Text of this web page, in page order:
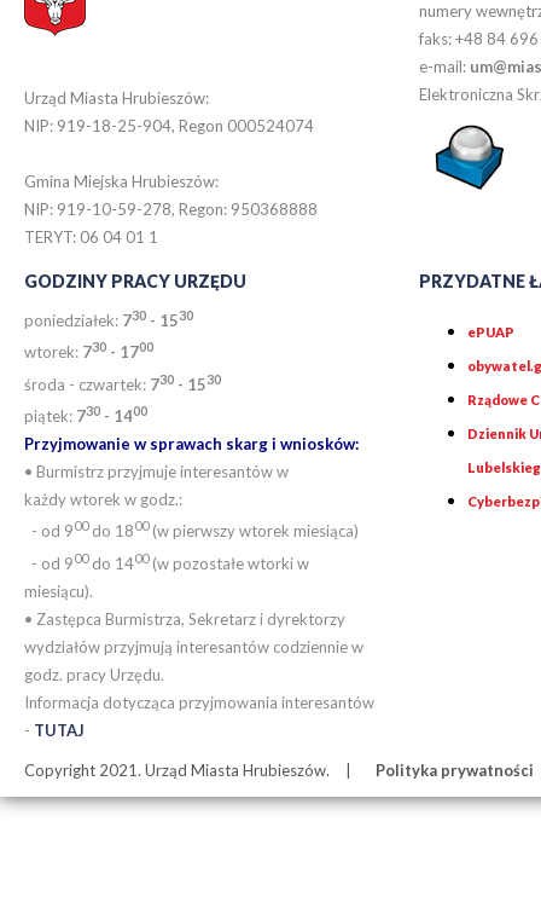
Urząd Miasta Hrubieszów:
NIP: 919-18-25-904, Regon 000524074
Gmina Miejska Hrubieszów:
NIP: 919-10-59-278, Regon: 950368888
TERYT: 06 04 01 1
numery
faks: +48 84
e-mail:
Elektroniczna
GODZINY PRACY URZĘDU
poniedziałek: 730 - 1530
wtorek: 730 - 1700
środa - czwartek: 730 - 1530
piątek: 730 - 1400
Przyjmowanie w sprawach skarg i wniosków:
• Burmistrz przyjmuje interesantów w
każdy wtorek w godz.:
- od 900do 1800(w pierwszy wtorek miesiąca)
- od 900do 1400(w pozostałe wtorki w
miesiącu).
• Zastępca Burmistrza, Sekretarz i dyrektorzy
wydziałów przyjmują interesantów codziennie w
godz. pracy Urzędu.
Informacja dotycząca przyjmowania interesantów
- TUTAJ
PRZYDATNE
ePUAP
Rządowe
Dziennik
Copyright 2021. Urząd Miasta Hrubieszów. Polityka prywatności